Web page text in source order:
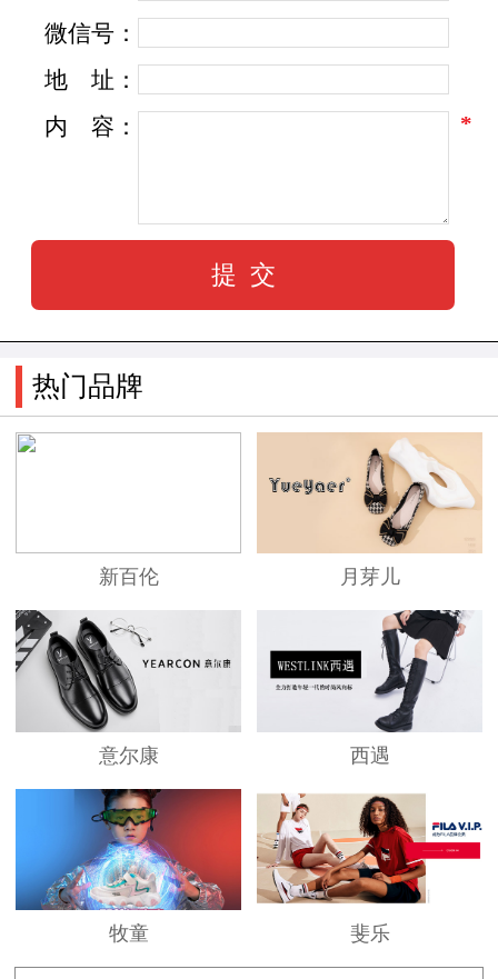
微信号：
地
址：
内
容： *
热门品牌
新百伦 月芽儿
意尔康 西遇
牧童 斐乐